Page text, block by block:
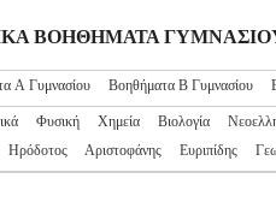
ΒΟΗΘΗΜΑΤΑ
Α Γυμνασίου Βοηθήματα Β Γυμνασίου
Φυσική Χημεία Βιολογία
Ηρόδοτος Αριστοφάνης Ευριπίδης